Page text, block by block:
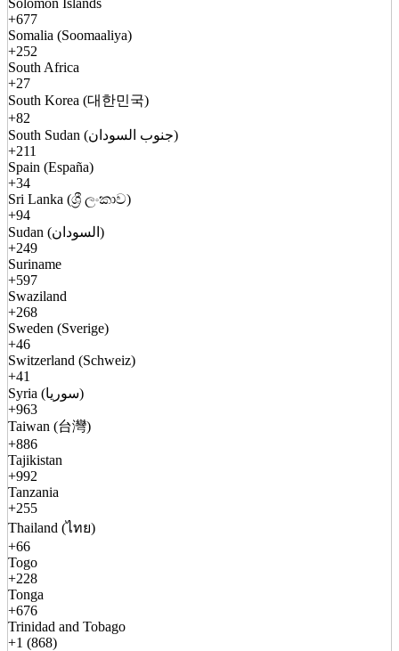
Solomon Islands
+677
Somalia (Soomaaliya)
+252
South Africa
+27
South Korea (대한민국)
+82
South Sudan (جنوب السودان)
+211
Spain (España)
+34
Sri Lanka (ශ්‍රී ලංකාව)
+94
Sudan (السودان)
+249
Suriname
+597
Swaziland
+268
Sweden (Sverige)
+46
Switzerland (Schweiz)
+41
Syria (سوريا)
+963
Taiwan (台灣)
+886
Tajikistan
+992
Tanzania
+255
Thailand (ไทย)
+66
Togo
+228
Tonga
+676
Trinidad and Tobago
+1 (868)